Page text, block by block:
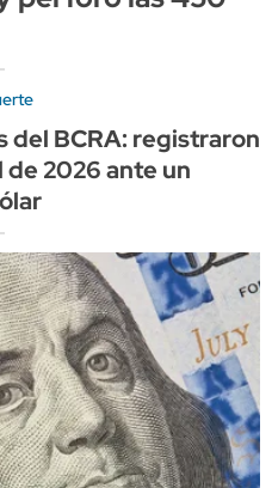
del BCRA: registraron
de 2026 ante un